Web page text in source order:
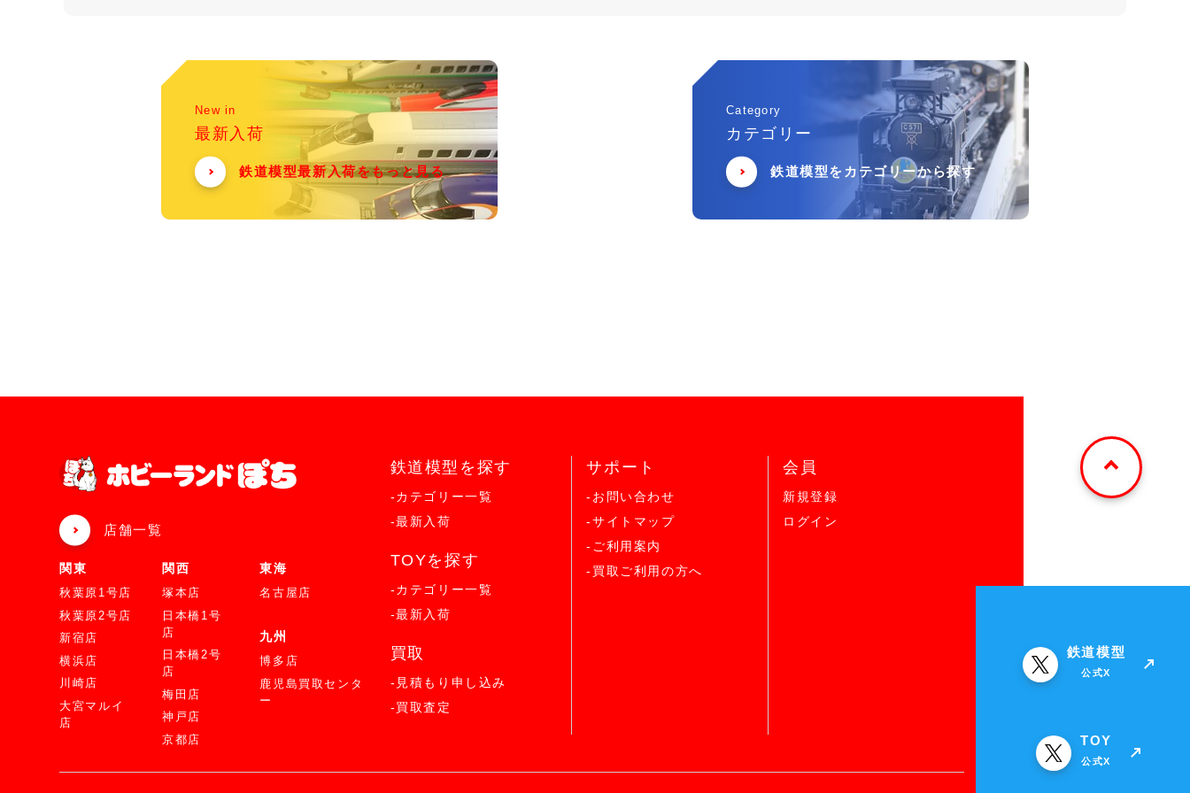
New in
最新入荷
鉄道模型最新入荷をもっと見る
Category
カテゴリー
鉄道模型をカテゴリーから探す
店舗一覧
関東
秋葉原1号店
秋葉原2号店
新宿店
横浜店
川崎店
大宮マルイ
店
関西
塚本店
日本橋1号
店
日本橋2号
店
梅田店
神戸店
京都店
東海
名古屋店
九州
博多店
鹿児島買取センタ
ー
鉄道模型を探す
-カテゴリー一覧
-最新入荷
TOYを探す
-カテゴリー一覧
-最新入荷
買取
-見積もり申し込み
-買取査定
サポート
-お問い合わせ
-サイトマップ
-ご利用案内
-買取ご利用の方へ
会員
新規登録
ログイン
鉄道模型
公式X
TOY
公式X